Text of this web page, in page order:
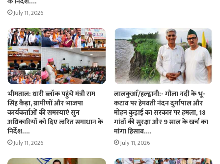
July 11, 2026
भीमताल: धारी ब्लॉक पहुंचे मंत्री राम
सिंह कैड़ा, ग्रामीणों और भाजपा
कार्यकर्ताओं की समस्याएं सुन
अधिकारियों को दिए त्वरित समाधान के
निर्देश….
July 11, 2026
लालकुआँ/हल्द्वानी:- गौला नदी के भू-
कटाव पर हेमवती नंदन दुर्गापाल और
मोहन कुड़ाई का सरकार पर हमला, 18
गांवों की सुरक्षा और 9 साल के खर्च का
मांगा हिसाब….
July 11, 2026